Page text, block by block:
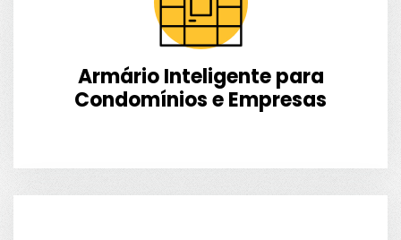
Armário Inteligente para
Condomínios e Empresas